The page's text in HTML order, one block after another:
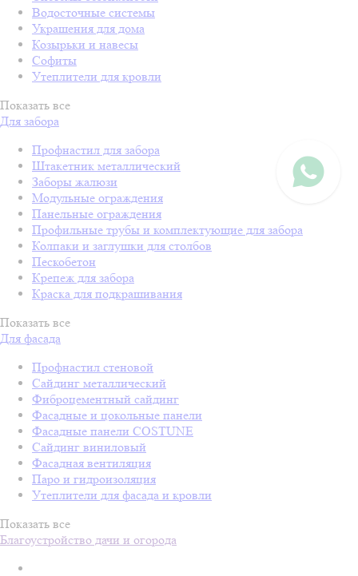
Водосточные системы
Украшения для дома
Козырьки и навесы
Софиты
Утеплители для кровли
Показать все
Для забора
Профнастил для забора
Штакетник металлический
Заборы жалюзи
Модульные ограждения
Панельные ограждения
Профильные трубы и комплектующие для забора
Колпаки и заглушки для столбов
Пескобетон
Крепеж для забора
Краска для подкрашивания
Показать все
Для фасада
Профнастил стеновой
Сайдинг металлический
Фиброцементный сайдинг
Фасадные и цокольные панели
Фасадные панели COSTUNE
Сайдинг виниловый
Фасадная вентиляция
Паро и гидроизоляция
Утеплители для фасада и кровли
Показать все
Благоустройство дачи и огорода